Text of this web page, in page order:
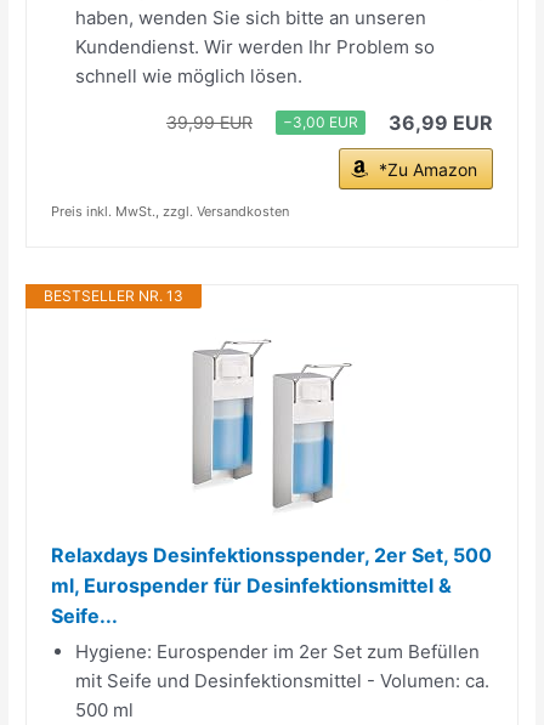
haben, wenden Sie sich bitte an unseren
Kundendienst. Wir werden Ihr Problem so
schnell wie möglich lösen.
39,99 EUR −3,00 EUR 36,99 EUR
*Zu Amazon
Preis inkl. MwSt., zzgl. Versandkosten
BESTSELLER NR. 13
Relaxdays Desinfektionsspender, 2er Set, 500
ml, Eurospender für Desinfektionsmittel &
Seife...
Hygiene: Eurospender im 2er Set zum Befüllen
mit Seife und Desinfektionsmittel - Volumen: ca.
500 ml